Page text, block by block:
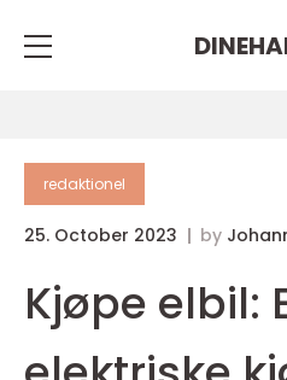
redaktionel
25. October 2023 by
Kjøpe elbil: